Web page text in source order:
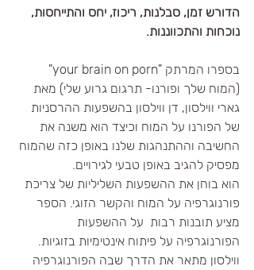
הדורש זמן, סבלנות, ריכוז, יחס והתייחסות,
נוכחות והתכווננות.
בספרו המרתק "your brain on porn"
(המוח שלך ופורנו- תרגום גרוע שלי) מאת
גארי ווילסון, דן ווילסון בהשפעות ההרסניות
של הפורנו על המוח וכיצד הוא משנה את
החשיבה וההתנהגות שלנו באופן כזה שהמוח
מפסיק להגיב באופן טבעי לגירויים.
הוא בוחן את ההשפעות השליליות של צריכת
פורנוגרפיה על המוח והקשר הזוגי. הספר
מציע תובנות רבות  על ההשפעות
הפורנוגרפיה על פיתוח אינטימיות בזוגיות.
ווילסון מתאר את הדרך שבה הפורנוגרפיה